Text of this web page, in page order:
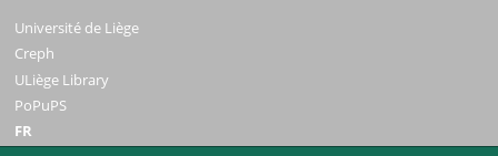
Université de Liège
Creph
ULiège Library
PoPuPS
FR